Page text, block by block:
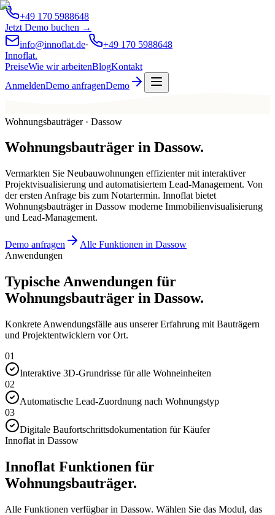
+49 170 5988648
Jetzt Demo buchen →
info@innoflat.de·
+49 170 5988648
Innoflat.
PreiseWie wir arbeitenBlogKontakt
AnmeldenDemo anfragenDemo
Wohnungsbauträger · Dassow
Wohnungsbauträger in Dassow.
Vermarkten Sie Neubauwohnungen effizienter mit interaktiver
Projektvisualisierung und automatisiertem Lead-Management. Von
der ersten Anfrage bis zum Notartermin. Innoflat bietet
Wohnungsbauträger in Dassow moderne Immobilienvisualisierung
und Lead-Management.
Demo anfragen
Alle Funktionen in Dassow
Anwendungen
Typische Anwendungen für
Wohnungsbauträger in Dassow.
Konkrete Anwendungsfälle aus unserer Erfahrung mit Bauträgern
und Projektentwicklern vor Ort.
01
Interaktive 3D-Grundrisse für alle Wohneinheiten
02
Automatische Lead-Zuordnung nach Wohnungstyp
03
Digitale Baufortschrittsdokumentation für Käufer
Innoflat in Dassow
Innoflat Funktionen für
Wohnungsbauträger.
Alle Funktionen verfügbar in Dassow. Wählen Sie das Modul, das